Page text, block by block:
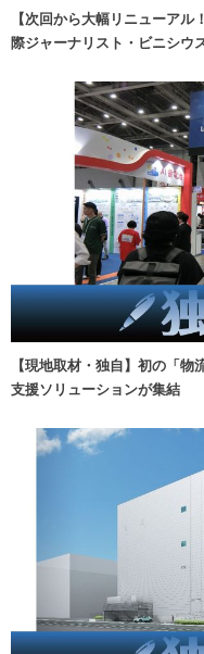
【次回から大幅リニューア
際ジャーナリスト・ビニシウ
【現地取材・独自】初の「
支援ソリューションが集結